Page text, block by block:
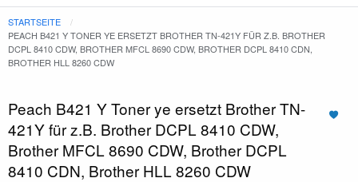
STARTSEITE
PEACH B421 Y TONER YE ERSETZT BROTHER TN-421Y FÜR Z.B. BROTHER
DCPL 8410 CDW, BROTHER MFCL 8690 CDW, BROTHER DCPL 8410 CDN,
BROTHER HLL 8260 CDW
Peach B421 Y Toner ye ersetzt Brother TN-
421Y für z.B. Brother DCPL 8410 CDW,
Brother MFCL 8690 CDW, Brother DCPL
8410 CDN, Brother HLL 8260 CDW